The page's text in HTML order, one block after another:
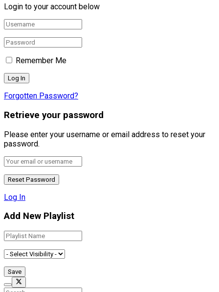
Login to your account below
Remember Me
Forgotten Password?
Retrieve your password
Please enter your username or email address to reset your
password.
Log In
Add New Playlist